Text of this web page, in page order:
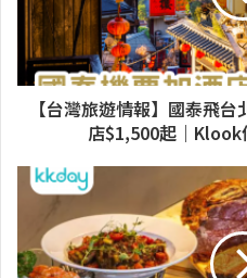
【台灣旅遊情報】國泰飛
店$1,500起｜Klook